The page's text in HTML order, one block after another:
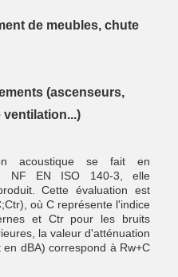
de meubles, chute
(ascenseurs,
ventilation...)
acoustique se fait en
NF EN ISO 140-3, elle
Cette évaluation est
où C représente l'indice
et Ctr pour les bruits
la valeur d'atténuation
dBA) correspond à Rw+C